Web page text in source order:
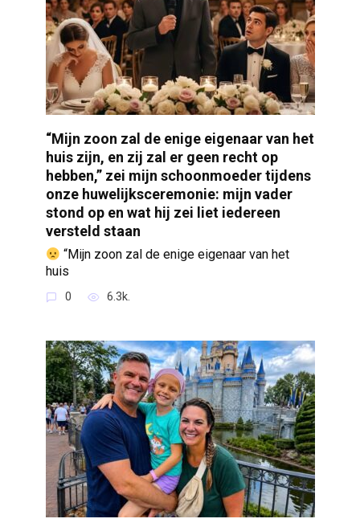
“Mijn zoon zal de enige eigenaar van het
huis zijn, en zij zal er geen recht op
hebben,” zei mijn schoonmoeder tijdens
onze huwelijksceremonie: mijn vader
stond op en wat hij zei liet iedereen
versteld staan
“Mijn zoon zal de enige eigenaar van het
huis
0 6.3k.